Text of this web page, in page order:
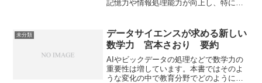
記憶力や情報処理能力が向上し、特に注
のか、食品と健康に関する研究の難しさ
を知ることができる記事になっていま
す。
未分類
データサイエンスが求める新しい
数学力 宮本さおり 要約
AIやビックデータの処理などで数学力の
重要性は増しています。本書ではそのよ
うな変化の中で教育分野でどのように対